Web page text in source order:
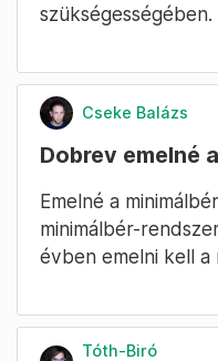
szükségességében.
Cseke Balázs
Dobrev emelné
Emelné a
minimálbér-
évben emelni kell a
Tóth-Biró